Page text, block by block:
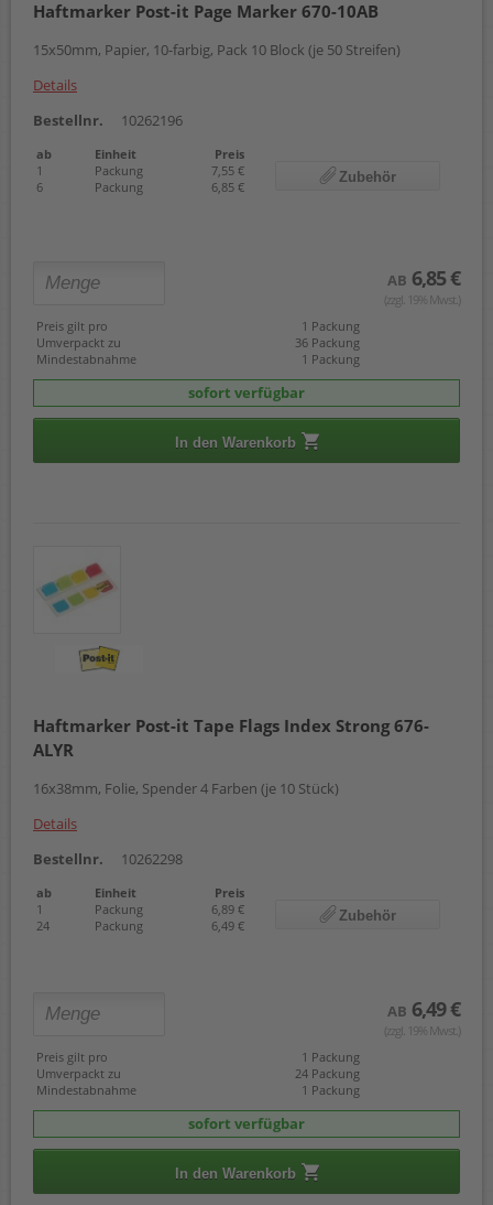
Haftmarker Post-it Page Marker 670-10AB
15x50mm, Papier, 10-farbig, Pack 10 Block (je 50 Streifen)
Details
Bestellnr.
10262196
ab Einheit
Preis
1
Packung
7,55 €
6
Packung 6,85 €
Zubehör
AB 6,85 €
(zzgl. 19% Mwst.)
Preis gilt pro
1 Packung
Umverpackt zu
36 Packung
Mindestabnahme
1 Packung
sofort verfügbar
In den Warenkorb
Haftmarker Post-it Tape Flags Index Strong 676-
ALYR
16x38mm, Folie, Spender 4 Farben (je 10 Stück)
Details
Bestellnr.
10262298
ab Einheit
Preis
1
Packung
6,89 €
24
Packung 6,49 €
Zubehör
AB 6,49 €
(zzgl. 19% Mwst.)
Preis gilt pro
1 Packung
Umverpackt zu
24 Packung
Mindestabnahme
1 Packung
sofort verfügbar
In den Warenkorb